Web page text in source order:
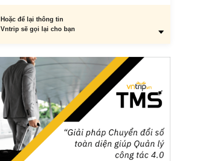
4.4. Khu vực Tây Nguyên
Hoặc để lại thông tin
Vntrip sẽ gọi lại cho bạn